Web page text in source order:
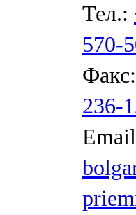
Тел.:
570-
Факс:
236-